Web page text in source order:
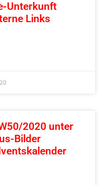
Unterkunft
Links
2020 unter
Bilder